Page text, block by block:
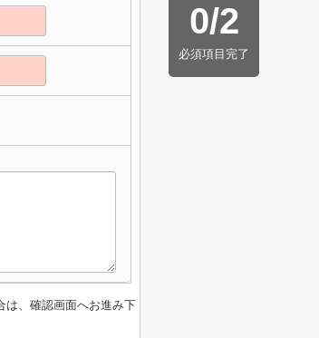
0/2
必須項目完了
は、確認画面へお進み下